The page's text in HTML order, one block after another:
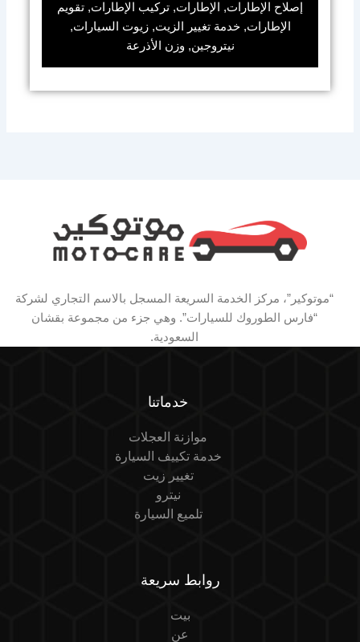
إصلاح الإطارات, الإطارات, تركيب الإطارات, تقويم
الإطارات, خدمة تغيير الزيت, زيوت السيارات,
نيتروجين, وزن الأذرعة
“موتوكير”، مركز الخدمة السريعة المسجل بالاسم التجاري لشركة
“فارس الطوروك للسيارات”. وهي جزء من مجموعة بقشان
السعودية.
خدماتنا
موازنة العجلات
خدمة تكييف السيارة
تغيير زيت
نيترو
تلميع السيارة
روابط سريعة
بيت
عن